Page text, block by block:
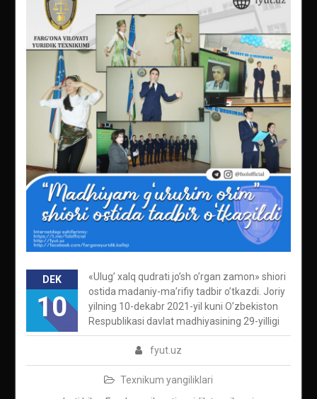
DEK
10
fyut.uz
Texnikum yangiliklari
«Ulug’ xalq qudrati jo’sh o’rgan zamon» shiori
ostida madaniy-ma’rifiy tadbir o’tkazdi. Joriy
yilning 10-dekabr 2021-yil kuni O’zbekiston
Respublikasi davlat madhiyasining 29-yilligi